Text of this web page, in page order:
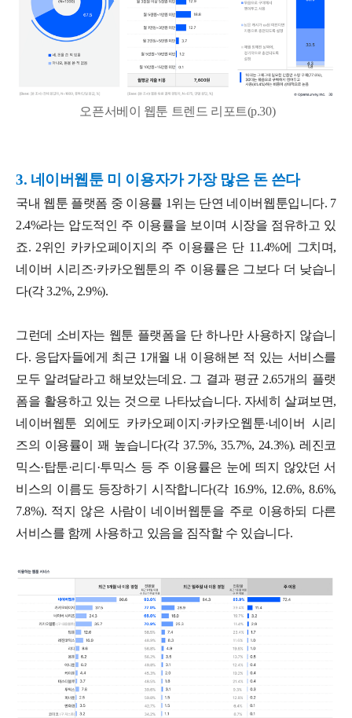
오픈서베이 웹툰 트렌드 리포트(p.30)
3. 네이버웹툰 미 이용자가 가장 많은 돈 쓴다
국내 웹툰 플랫폼 중 이용률 1위는 단연 네이버웹툰입니다. 7
2.4%라는 압도적인 주 이용률을 보이며 시장을 점유하고 있
죠. 2위인 카카오페이지의 주 이용률은 단 11.4%에 그치며,
네이버 시리즈·카카오웹툰의 주 이용률은 그보다 더 낮습니
다(각 3.2%, 2.9%).
그런데 소비자는 웹툰 플랫폼을 단 하나만 사용하지 않습니
다. 응답자들에게 최근 1개월 내 이용해본 적 있는 서비스를
모두 알려달라고 해보았는데요. 그 결과 평균 2.65개의 플랫
폼을 활용하고 있는 것으로 나타났습니다. 자세히 살펴보면,
네이버웹툰 외에도 카카오페이지·카카오웹툰·네이버 시리
즈의 이용률이 꽤 높습니다(각 37.5%, 35.7%, 24.3%). 레진코
믹스·탑툰·리디·투믹스 등 주 이용률은 눈에 띄지 않았던 서
비스의 이름도 등장하기 시작합니다(각 16.9%, 12.6%, 8.6%,
7.8%). 적지 않은 사람이 네이버웹툰을 주로 이용하되 다른
서비스를 함께 사용하고 있음을 짐작할 수 있습니다.